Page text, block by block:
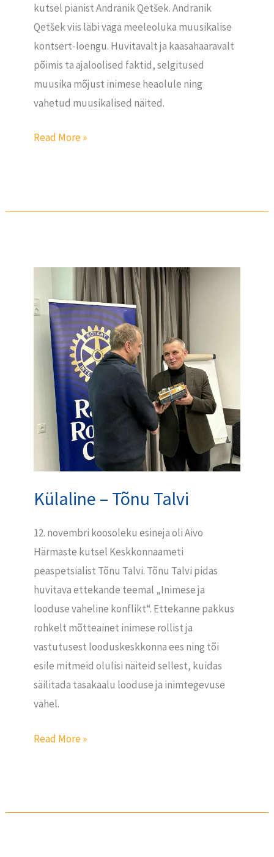
kutsel pianist Andranik Qetšek. Andranik
Qetšek viis läbi väga meeleoluka muusikalise
kontsert-loengu. Huvitavalt ja kaasahaaravalt
põimis ta ajaloolised faktid, selgitused
muusika mõjust inimese heaolule ning
vahetud muusikalised näited.
Read More »
Külaline – Tõnu Talvi
12. novembri koosoleku esineja oli Aivo
Härmaste kutsel Keskkonnaameti
peaspetsialist Tõnu Talvi. Tõnu Talvi pidas
huvitava ettekande teemal „Inimese ja
looduse vaheline konflikt“. Ettekanne pakkus
rohkelt mõtteainet inimese rollist ja
vastutusest looduskeskkonna ees ning tõi
esile mitmeid olulisi näiteid sellest, kuidas
säilitada tasakaalu looduse ja inimtegevuse
vahel.
–
Tõnu
Talvi
Read More »